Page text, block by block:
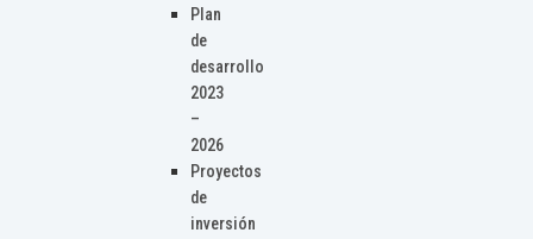
Plan
de
desarrollo
2023
–
2026
Proyectos
de
inversión